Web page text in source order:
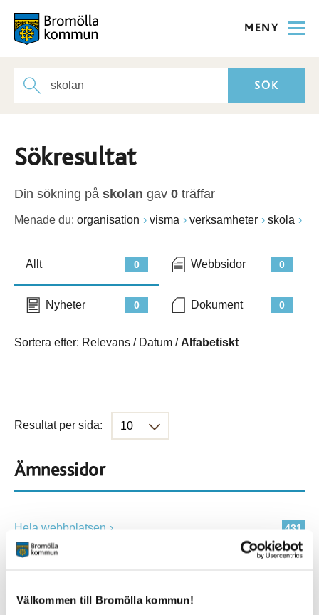
Välkommen till Bromölla kommun!
MENY
Sökresultat
Din sökning på skolan gav 0 träffar
Menade du: organisation visma verksamheter skola
0
Allt 0
Webbsidor
0
Nyheter 0
Dokument
Sortera efter: Relevans / Datum / Alfabetiskt
Resultat per sida:
Ämnessidor
431
Hela webbplatsen